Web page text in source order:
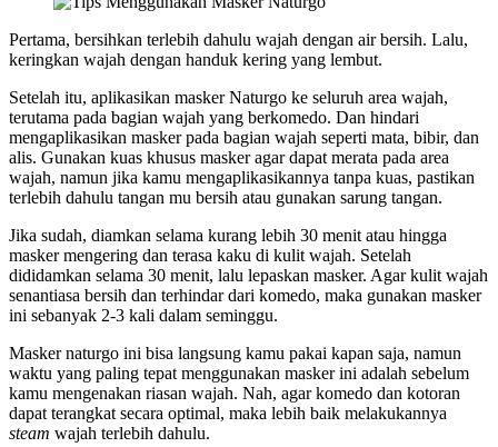
Pertama, bersihkan terlebih dahulu wajah dengan air bersih. Lalu,
keringkan wajah dengan handuk kering yang lembut.
Setelah itu, aplikasikan masker Naturgo ke seluruh area wajah,
terutama pada bagian wajah yang berkomedo. Dan hindari
mengaplikasikan masker pada bagian wajah seperti mata, bibir, dan
alis. Gunakan kuas khusus masker agar dapat merata pada area
wajah, namun jika kamu mengaplikasikannya tanpa kuas, pastikan
terlebih dahulu tangan mu bersih atau gunakan sarung tangan.
Jika sudah, diamkan selama kurang lebih 30 menit atau hingga
masker mengering dan terasa kaku di kulit wajah. Setelah
dididamkan selama 30 menit, lalu lepaskan masker. Agar kulit wajah
senantiasa bersih dan terhindar dari komedo, maka gunakan masker
ini sebanyak 2-3 kali dalam seminggu.
Masker naturgo ini bisa langsung kamu pakai kapan saja, namun
waktu yang paling tepat menggunakan masker ini adalah sebelum
kamu mengenakan riasan wajah. Nah, agar komedo dan kotoran
dapat terangkat secara optimal, maka lebih baik melakukannya
steam wajah terlebih dahulu.